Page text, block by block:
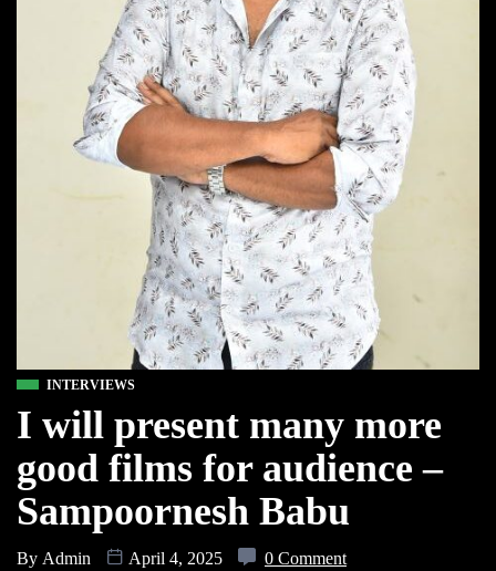
INTERVIEWS
I will present many more
good films for audience –
Sampoornesh Babu
By Admin April 4, 2025 0 Comment